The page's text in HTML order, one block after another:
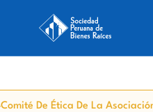
Comité De Ética De La